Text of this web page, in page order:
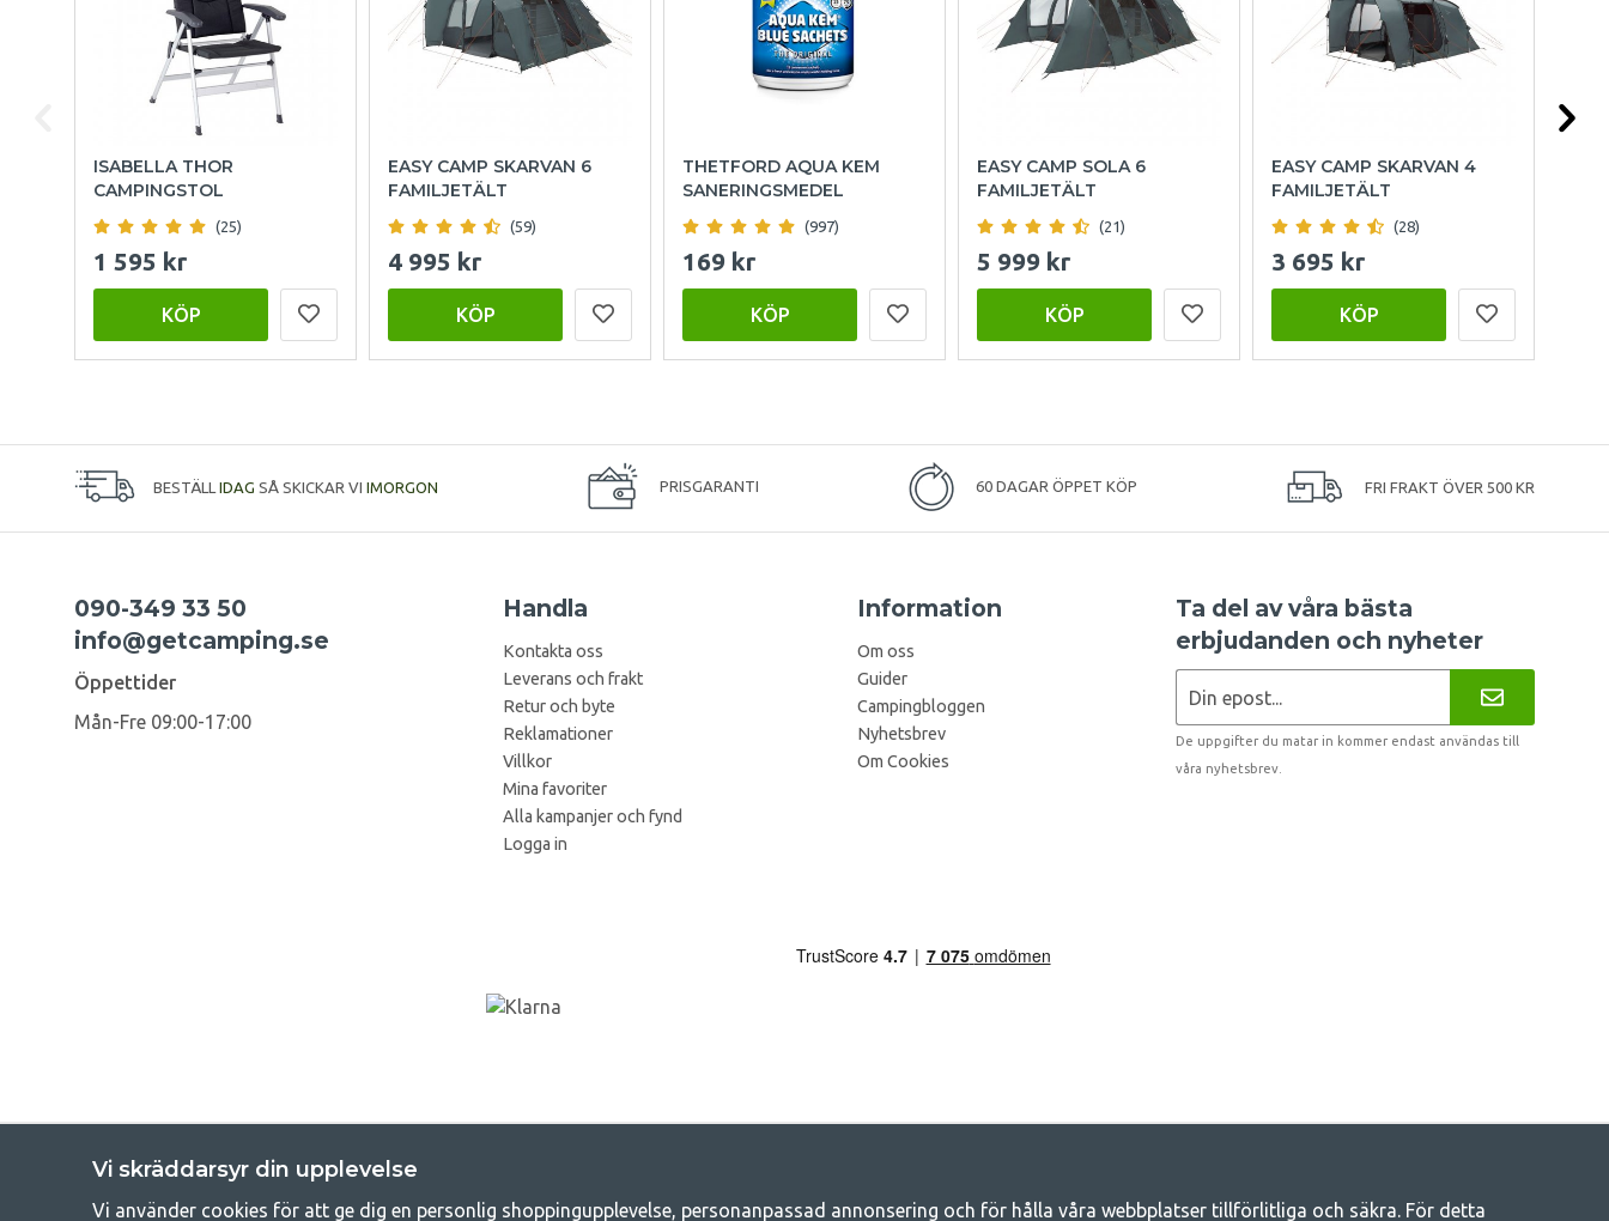
ISABELLA THOR
CAMPINGSTOL
(25)
1 595 kr
KÖP
EASY CAMP SKARVAN 6
FAMILJETÄLT
(59)
4 995 kr
KÖP
THETFORD AQUA KEM
SANERINGSMEDEL
(997)
169 kr
KÖP
EASY CAMP SOLA 6
FAMILJETÄLT
(21)
5 999 kr
KÖP
EASY CAMP SKARVAN 4
FAMILJETÄLT
(28)
3 695 kr
KÖP
BESTÄLL IDAG SÅ SKICKAR VI IMORGON PRISGARANTI 60 DAGAR ÖPPET KÖP FRI FRAKT ÖVER 500 KR
090-349 33 50
info@getcamping.se
Öppettider
Mån-Fre 09:00-17:00
Handla
Kontakta oss
Leverans och frakt
Retur och byte
Reklamationer
Villkor
Mina favoriter
Alla kampanjer och fynd
Logga in
Information
Om oss
Guider
Campingbloggen
Nyhetsbrev
Om Cookies
Ta del av våra bästa
erbjudanden och nyheter
De uppgifter du matar in kommer endast användas till
våra nyhetsbrev.
Vi skräddarsyr din upplevelse
Vi använder cookies för att ge dig en personlig shoppingupplevelse, personanpassad annonsering och för hålla våra webbplatser tillförlitliga och säkra. För detta